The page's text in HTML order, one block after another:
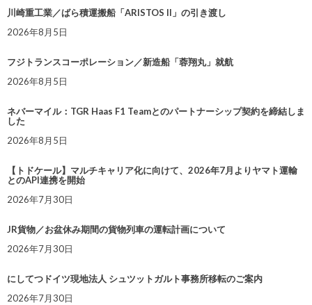
川崎重工業／ばら積運搬船「ARISTOS II」の引き渡し
2026年8月5日
フジトランスコーポレーション／新造船「蓉翔丸」就航
2026年8月5日
ネバーマイル：TGR Haas F1 Teamとのパートナーシップ契約を締結しま
した
2026年8月5日
【トドケール】マルチキャリア化に向けて、2026年7月よりヤマト運輸
とのAPI連携を開始
2026年7月30日
JR貨物／お盆休み期間の貨物列車の運転計画について
2026年7月30日
にしてつドイツ現地法人 シュツットガルト事務所移転のご案内
2026年7月30日